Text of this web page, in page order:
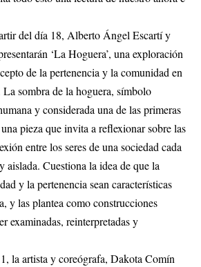
del día 18, Alberto Ángel Escartí y
‘La Hoguera’, una exploración
de la pertenencia y la comunidad en
La sombra de la hoguera, símbolo
y considerada una de las primeras
pieza que invita a reflexionar sobre las
entre los seres de una sociedad cada
aislada. Cuestiona la idea de que la
y la pertenencia sean características
y las plantea como construcciones
examinadas, reinterpretadas y
la artista y coreógrafa, Dakota Comín